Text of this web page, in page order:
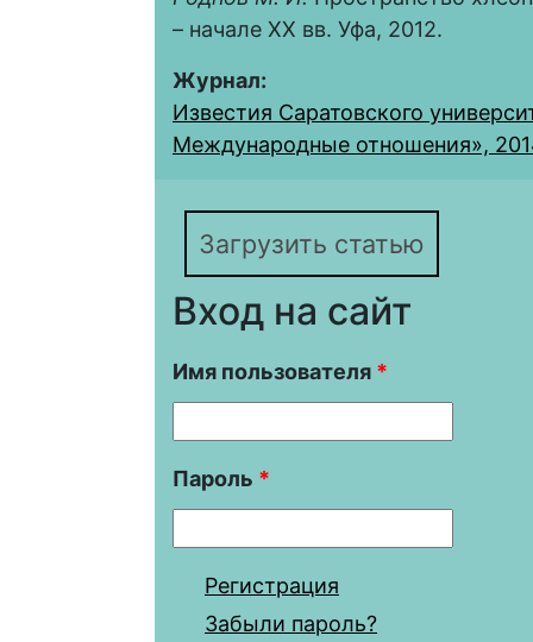
– начале XX вв. Уфа, 2012.
Журнал:
Известия Саратовского
Международные отношения»,
Загрузить статью
Вход на сайт
Имя пользователя *
Пароль *
Регистрация
Забыли пароль?